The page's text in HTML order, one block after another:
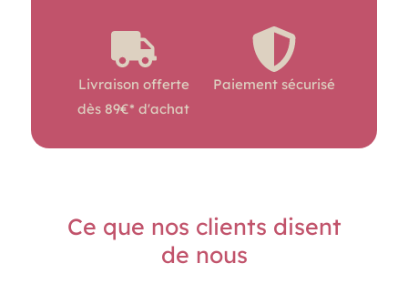
Livraison offerte
dès 89€* d'achat
Paiement sécurisé
Ce que nos clients disent
de nous